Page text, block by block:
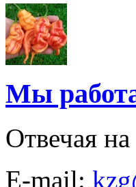
Мы
Отвечая
E-mail: